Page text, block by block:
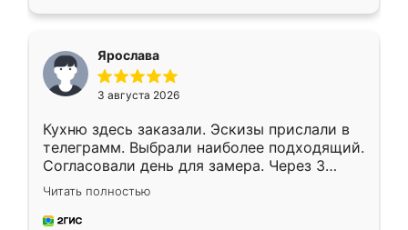
Ярослава
3 августа 2026
Кухню здесь заказали. Эскизы прислали в
телеграмм. Выбрали наиболее подходящий.
Согласовали день для замера. Через 3
недели кухня была уже готова. Остались
довольны работой. Спасибо Ренессанс
мебель за качественную работу!
Читать полностью